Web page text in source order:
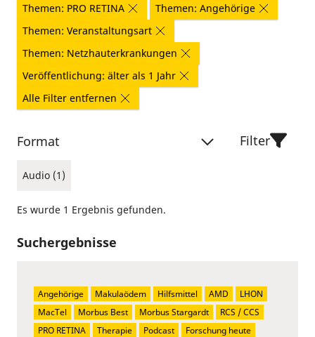
Themen: PRO RETINA
Themen: Angehörige
Themen: Veranstaltungsart
Themen: Netzhauterkrankungen
Veröffentlichung: älter als 1 Jahr
Alle Filter entfernen
Format
Audio (1)
Filter
Es wurde 1 Ergebnis gefunden.
Suchergebnisse
Angehörige Makulaödem Hilfsmittel AMD
LHON
MacTel
Morbus Best Morbus Stargardt
RCS / CCS
PRO RETINA
Therapie Podcast
Forschung heute